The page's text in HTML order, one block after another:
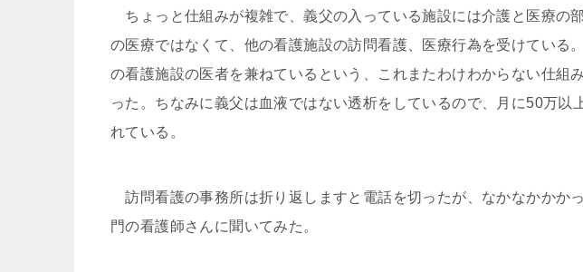
ちょっと仕組みが複雑で、義父の入っている施設には介護と医療の
の医療ではなくて、他の看護施設の訪問看護、医療行為を受けている
の看護施設の医者を兼ねているという、これまたわけわからない仕組
った。ちなみに義父は血液ではない透析をしているので、月に50万以
れている。
訪問看護の事務所は折り返しますと電話を切ったが、なかなかかか
門の看護師さんに聞いてみた。